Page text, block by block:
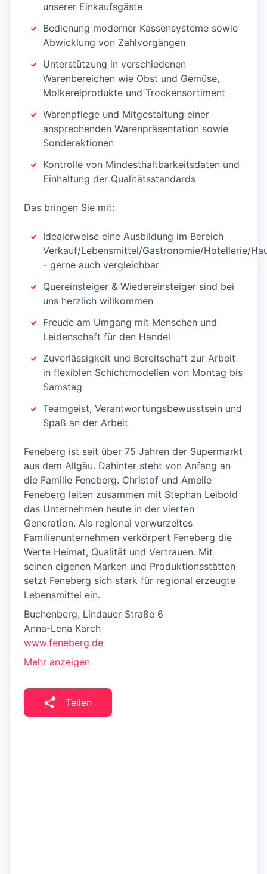
unserer Einkaufsgäste
Bedienung moderner Kassensysteme sowie
Abwicklung von Zahlvorgängen
Unterstützung in verschiedenen
Warenbereichen wie Obst und Gemüse,
Molkereiprodukte und Trockensortiment
Warenpflege und Mitgestaltung einer
ansprechenden Warenpräsentation sowie
Sonderaktionen
Kontrolle von Mindesthaltbarkeitsdaten und
Einhaltung der Qualitätsstandards
Das bringen Sie mit:
Idealerweise eine Ausbildung im Bereich
Verkauf/Lebensmittel/Gastronomie/Hotellerie/
- gerne auch vergleichbar
Quereinsteiger & Wiedereinsteiger sind bei
uns herzlich willkommen
Freude am Umgang mit Menschen und
Leidenschaft für den Handel
Zuverlässigkeit und Bereitschaft zur Arbeit
in flexiblen Schichtmodellen von Montag bis
Samstag
Teamgeist, Verantwortungsbewusstsein und
Spaß an der Arbeit
Feneberg ist seit über 75 Jahren der Supermarkt
aus dem Allgäu. Dahinter steht von Anfang an
die Familie Feneberg. Christof und Amelie
Feneberg leiten zusammen mit Stephan Leibold
das Unternehmen heute in der vierten
Generation. Als regional verwurzeltes
Familienunternehmen verkörpert Feneberg die
Werte Heimat, Qualität und Vertrauen. Mit
seinen eigenen Marken und Produktionsstätten
setzt Feneberg sich stark für regional erzeugte
Lebensmittel ein.
Buchenberg, Lindauer Straße 6
Anna-Lena Karch
www.feneberg.de
Mehr anzeigen
Teilen